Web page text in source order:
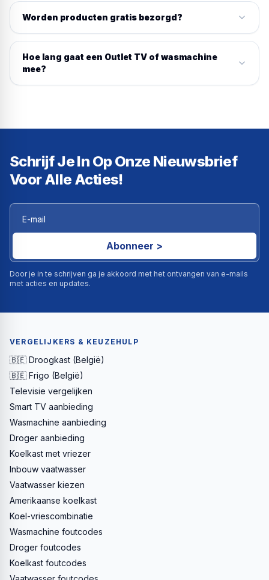
Worden producten gratis bezorgd?
Hoe lang gaat een Outlet TV of wasmachine
mee?
Schrijf Je In Op Onze Nieuwsbrief
Voor Alle Acties!
Abonneer >
Door je in te schrijven ga je akkoord met het ontvangen van e-mails
met acties en updates.
VERGELIJKERS & KEUZEHULP
🇧🇪 Droogkast (België)
🇧🇪 Frigo (België)
Televisie vergelijken
Smart TV aanbieding
Wasmachine aanbieding
Droger aanbieding
Koelkast met vriezer
Inbouw vaatwasser
Vaatwasser kiezen
Amerikaanse koelkast
Koel-vriescombinatie
Wasmachine foutcodes
Droger foutcodes
Koelkast foutcodes